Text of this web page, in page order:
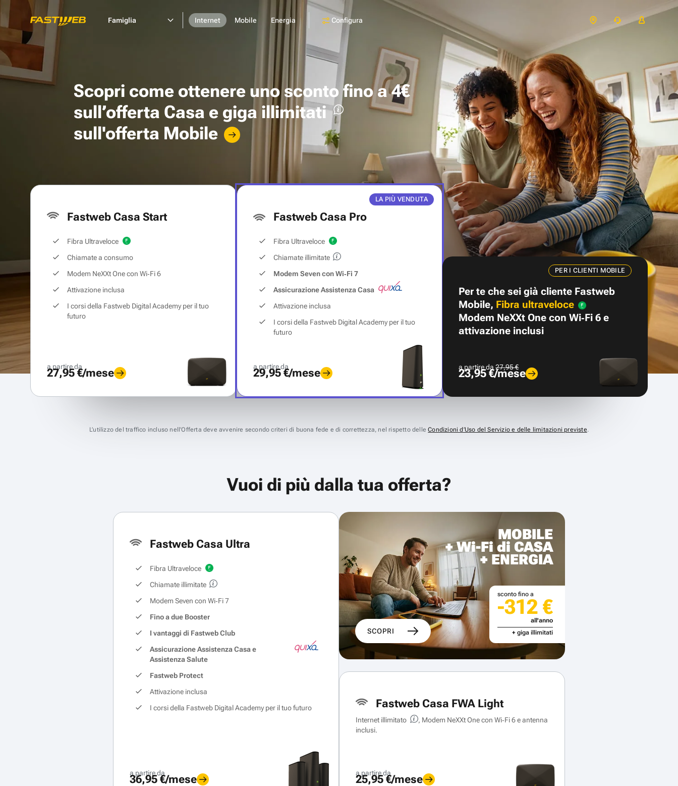
Famiglia Internet Mobile Energia Configura
Scopri come ottenere unosconto fino a 4€
sull’offerta Casa e giga illimitati
sull'offerta Mobile
Fastweb Casa Start
Fibra Ultraveloce
Chiamate a consumo
Modem NeXXt One con Wi‑Fi 6
Attivazione inclusa
I corsi della Fastweb Digital Academy per il tuo
futuro
a partire da
27,95 €/mese
LA PIÙ VENDUTA
Fastweb Casa Pro
Fibra Ultraveloce
Chiamate illimitate
Modem Seven con Wi‑Fi 7
Assicurazione Assistenza Casa
Attivazione inclusa
I corsi della Fastweb Digital Academy per il tuo
futuro
a partire da
29,95 €/mese
PER I CLIENTI MOBILE
Per te che sei già cliente Fastweb
Mobile, Fibra ultraveloce
Modem NeXXt One con Wi‑Fi 6 e
attivazione inclusi
a partire da27,95 €
23,95 €/mese
L’utilizzo del traffico incluso nell’Offerta deve avvenire secondo criteri di buona fede e di correttezza, nel rispetto delleCondizioni d’Uso del Servizio e delle limitazioni previste.
Vuoi di più dalla tua offerta?
Fastweb Casa Ultra
Fibra Ultraveloce
Chiamate illimitate
Modem Seven con Wi‑Fi 7
Fino a due Booster
I vantaggi di Fastweb Club
Assicurazione Assistenza Casa e
Assistenza Salute
Fastweb Protect
Attivazione inclusa
I corsi della Fastweb Digital Academy per il tuo futuro
a partire da
36,95 €/mese
MOBILE
+ Wi-Fi di CASA
+ ENERGIA
SCOPRI
sconto fino a
-312 €
all'anno
+ giga illimitati
Fastweb Casa FWA Light
Internet illimitato
, Modem NeXXt One con Wi‑Fi 6 e antenna
inclusi.
a partire da
25,95 €/mese